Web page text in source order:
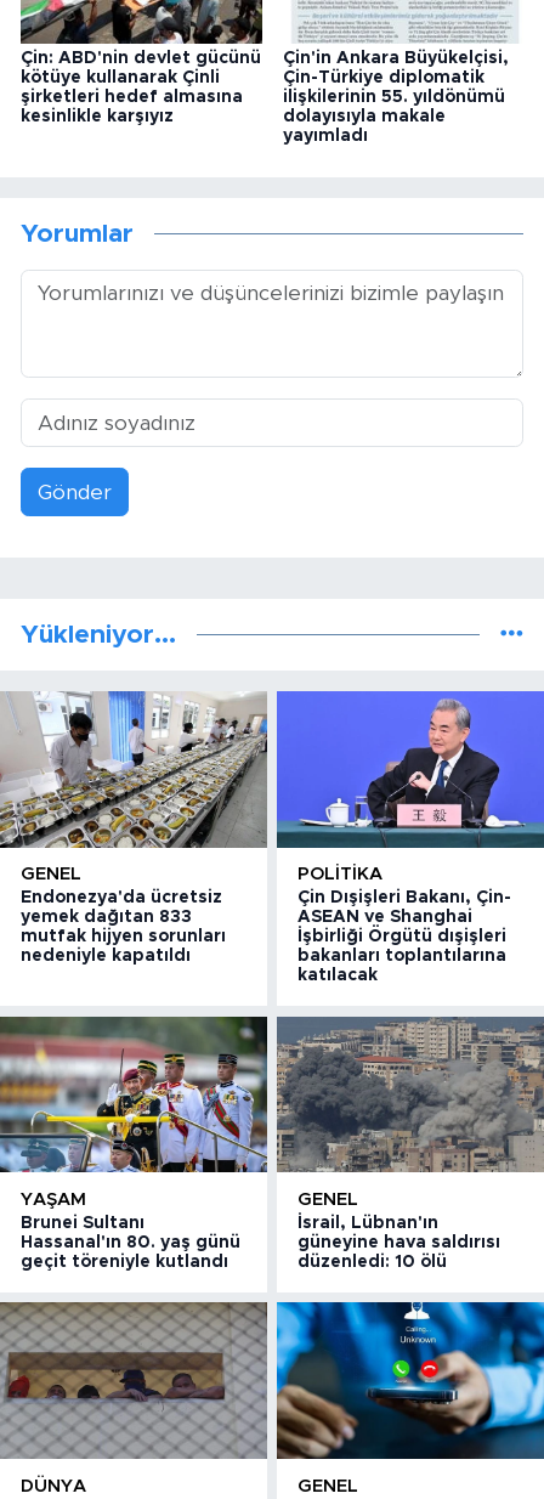
Çin: ABD'nin devlet gücünü
kötüye kullanarak Çinli
şirketleri hedef almasına
kesinlikle karşıyız
Çin'in Ankara Büyükelçisi,
Çin-Türkiye diplomatik
ilişkilerinin 55. yıldönümü
dolayısıyla makale
yayımladı
Yorumlar
Gönder
Yükleniyor...
GENEL
Endonezya'da ücretsiz
yemek dağıtan 833
mutfak hijyen sorunları
nedeniyle kapatıldı
POLITIKA
Çin Dışişleri Bakanı, Çin-
ASEAN ve Shanghai
İşbirliği Örgütü dışişleri
bakanları toplantılarına
katılacak
YAŞAM
Brunei Sultanı
Hassanal'ın 80. yaş günü
geçit töreniyle kutlandı
GENEL
İsrail, Lübnan'ın
güneyine hava saldırısı
düzenledi: 10 ölü
DÜNYA GENEL